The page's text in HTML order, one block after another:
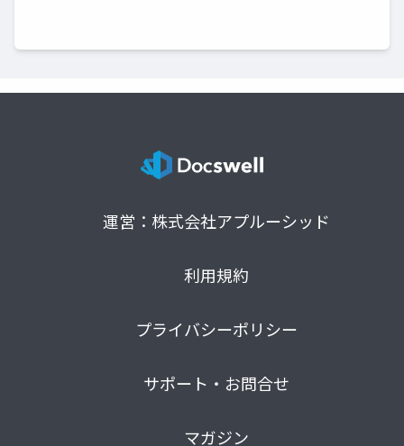
運営：株式会社アプルーシッド
利用規約
プライバシーポリシー
サポート・お問合せ
マガジン